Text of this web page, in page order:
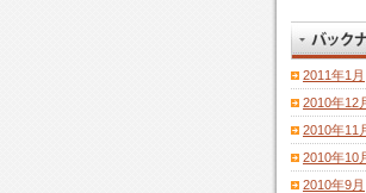
2011年1月
2010年12
2010年11
2010年10
2010年9月